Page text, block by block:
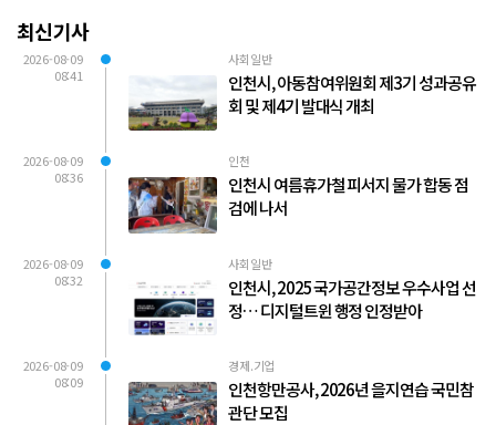
최신기사
2026-08-09
08:41
사회일반
인천시, 아동참여위원회 제3기 성과공유
회 및 제4기 발대식 개최
2026-08-09
08:36
인천
인천시 여름휴가철 피서지 물가 합동 점
검에 나서
2026-08-09
08:32
사회일반
인천시, 2025 국가공간정보 우수사업 선
정… 디지털트윈 행정 인정받아
2026-08-09
08:09
경제.기업
인천항만공사, 2026년 을지연습 국민참
관단 모집